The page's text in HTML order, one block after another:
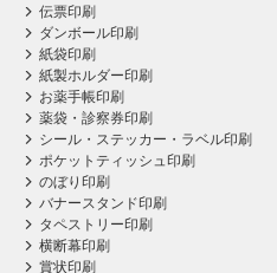
伝票印刷
ダンボール印刷
紙袋印刷
紙製ホルダー印刷
お薬手帳印刷
薬袋・診察券印刷
シール・ステッカー・ラベル印刷
ポケットティッシュ印刷
のぼり印刷
バナースタンド印刷
タペストリー印刷
横断幕印刷
賞状印刷